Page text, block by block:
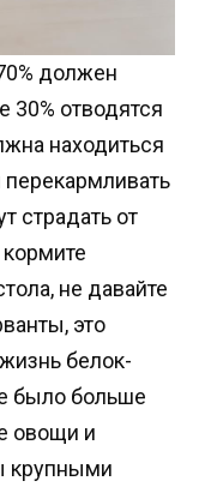
должен
30% отводятся
находиться
страдать от
не давайте
это
белок-
было больше
овощи и
крупными